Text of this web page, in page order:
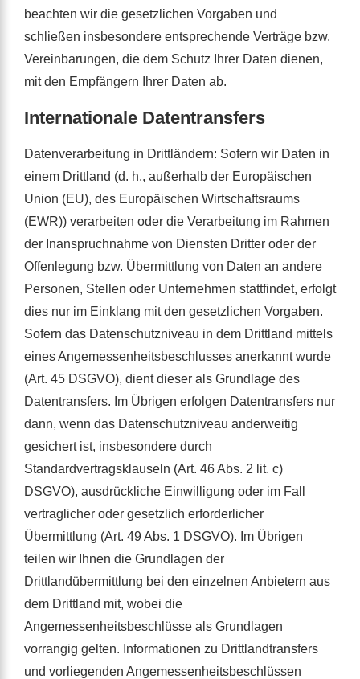
beachten wir die gesetzlichen Vorgaben und
schließen insbesondere entsprechende Verträge bzw.
Vereinbarungen, die dem Schutz Ihrer Daten dienen,
mit den Empfängern Ihrer Daten ab.
Internationale Datentransfers
Datenverarbeitung in Drittländern: Sofern wir Daten in
einem Drittland (d. h., außerhalb der Europäischen
Union (EU), des Europäischen Wirtschaftsraums
(EWR)) verarbeiten oder die Verarbeitung im Rahmen
der Inanspruchnahme von Diensten Dritter oder der
Offenlegung bzw. Übermittlung von Daten an andere
Personen, Stellen oder Unternehmen stattfindet, erfolgt
dies nur im Einklang mit den gesetzlichen Vorgaben.
Sofern das Datenschutzniveau in dem Drittland mittels
eines Angemessenheitsbeschlusses anerkannt wurde
(Art. 45 DSGVO), dient dieser als Grundlage des
Datentransfers. Im Übrigen erfolgen Datentransfers nur
dann, wenn das Datenschutzniveau anderweitig
gesichert ist, insbesondere durch
Standardvertragsklauseln (Art. 46 Abs. 2 lit. c)
DSGVO), ausdrückliche Einwilligung oder im Fall
vertraglicher oder gesetzlich erforderlicher
Übermittlung (Art. 49 Abs. 1 DSGVO). Im Übrigen
teilen wir Ihnen die Grundlagen der
Drittlandübermittlung bei den einzelnen Anbietern aus
dem Drittland mit, wobei die
Angemessenheitsbeschlüsse als Grundlagen
vorrangig gelten. Informationen zu Drittlandtransfers
und vorliegenden Angemessenheitsbeschlüssen